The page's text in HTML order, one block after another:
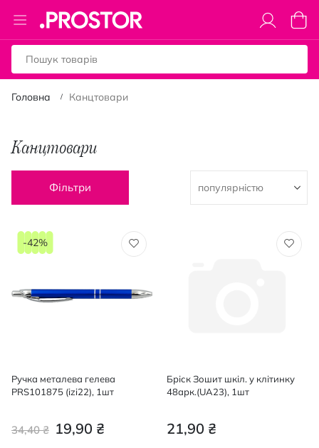
Toggle
Nav
Кошик
Головна Канцтовари
Канцтовари
Фільтри
Ручка металева гелева
PRS101875 (izi22), 1шт
19,90 ₴
34,40 ₴
-42%
Бріск Зошит шкіл. у клітинку
48арк.(UA23), 1шт
21,90 ₴